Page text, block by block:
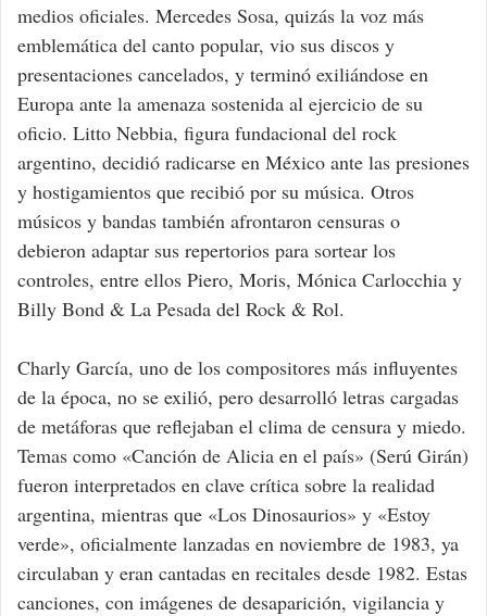
medios oficiales. Mercedes Sosa, quizás la voz más
emblemática del canto popular, vio sus discos y
presentaciones cancelados, y terminó exiliándose en
Europa ante la amenaza sostenida al ejercicio de su
oficio. Litto Nebbia, figura fundacional del rock
argentino, decidió radicarse en México ante las presiones
y hostigamientos que recibió por su música. Otros
músicos y bandas también afrontaron censuras o
debieron adaptar sus repertorios para sortear los
controles, entre ellos Piero, Moris, Mónica Carlocchia y
Billy Bond & La Pesada del Rock & Rol.
Charly García, uno de los compositores más influyentes
de la época, no se exilió, pero desarrolló letras cargadas
de metáforas que reflejaban el clima de censura y miedo.
Temas como «Canción de Alicia en el país» (Serú Girán)
fueron interpretados en clave crítica sobre la realidad
argentina, mientras que «Los Dinosaurios» y «Estoy
verde», oficialmente lanzadas en noviembre de 1983, ya
circulaban y eran cantadas en recitales desde 1982. Estas
canciones, con imágenes de desaparición, vigilancia y